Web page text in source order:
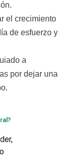
el crecimiento
de esfuerzo y
a
por dejar una